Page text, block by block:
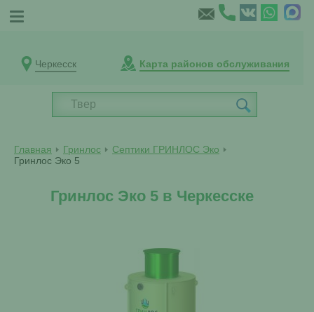
Черкесск Карта районов обслуживания
Главная Гринлос
Септики ГРИНЛОС Эко
Гринлос Эко 5
Гринлос Эко 5 в Черкесске